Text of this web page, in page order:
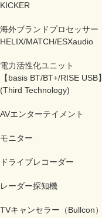
KICKER
海外ブランドプロセッサー
HELIX/MATCH/ESXaudio
電力活性化ユニット
【basis BT/BT+/RISE USB】
(Third Technology)
AVエンターテイメント
モニター
ドライブレコーダー
レーダー探知機
TVキャンセラー（Bullcon）